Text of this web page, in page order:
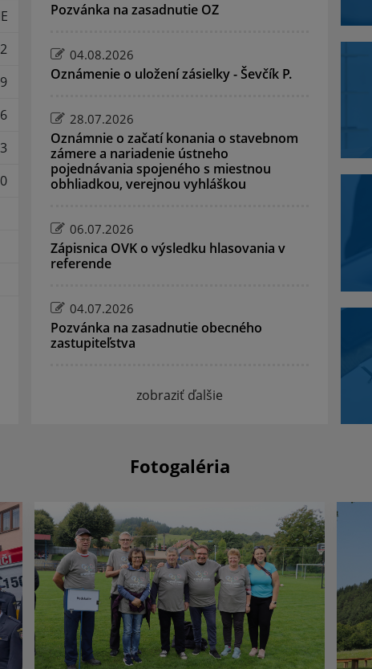
Pozvánka na zasadnutie OZ
04.08.2026
Oznámenie o uložení zásielky - Ševčík P.
28.07.2026
Oznámnie o začatí konania o stavebnom
zámere a nariadenie ústneho
pojednávania spojeného s miestnou
obhliadkou, verejnou vyhláškou
06.07.2026
Zápisnica OVK o výsledku hlasovania v
referende
04.07.2026
Pozvánka na zasadnutie obecného
zastupiteľstva
zobraziť ďalšie
Fotogaléria